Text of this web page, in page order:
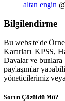
altan engin
Bilgilendirme
Bu website'de
Kararları, KPSS,
Davalar ve bunlara
paylaşımlar
yöneticilerimiz
Sorun Çözüldü Mü?